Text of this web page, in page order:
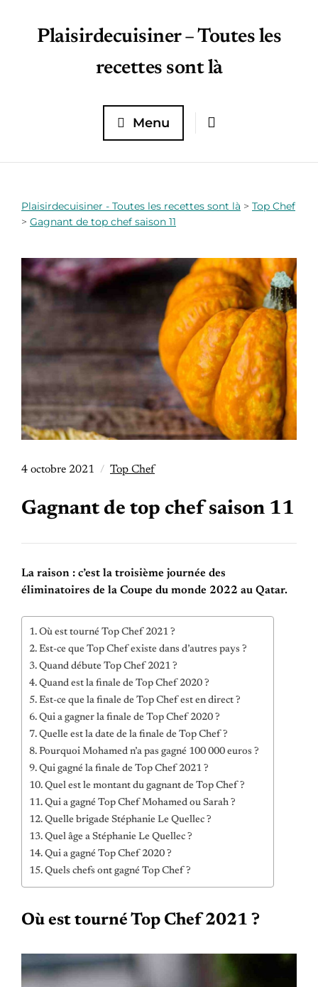
Plaisirdecuisiner – Toutes les
recettes sont là
Menu
Plaisirdecuisiner - Toutes les recettes sont là > Top Chef
> Gagnant de top chef saison 11
4 octobre 2021 Top Chef
Gagnant de top chef saison 11
La raison : c’est la troisième journée des
éliminatoires de la Coupe du monde 2022 au Qatar.
Où est tourné Top Chef 2021 ?
Est-ce que Top Chef existe dans d’autres pays ?
Quand débute Top Chef 2021 ?
Quand est la finale de Top Chef 2020 ?
Est-ce que la finale de Top Chef est en direct ?
Qui a gagner la finale de Top Chef 2020 ?
Quelle est la date de la finale de Top Chef ?
Pourquoi Mohamed n’a pas gagné 100 000 euros ?
Qui gagné la finale de Top Chef 2021 ?
Quel est le montant du gagnant de Top Chef ?
Qui a gagné Top Chef Mohamed ou Sarah ?
Quelle brigade Stéphanie Le Quellec ?
Quel âge a Stéphanie Le Quellec ?
Qui a gagné Top Chef 2020 ?
Quels chefs ont gagné Top Chef ?
Où est tourné Top Chef 2021 ?